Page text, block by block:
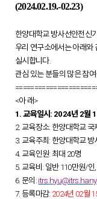
(2024.02.19.-02.23)
한양대학교 방사선안전신
우리 연구소에서는 아래와
실시합니다.
관심 있는 분들의 많은 참
<아 래>
1. 교육일시: 2024년 2월
2. 교육장소: 한양대학교 국
3. 교육주최: 한양대학교
4. 교육인원: 최대 20명
5. 교육비: 일반 110만원/인
6. 문의:
7. 등록마감: 2024년 02월